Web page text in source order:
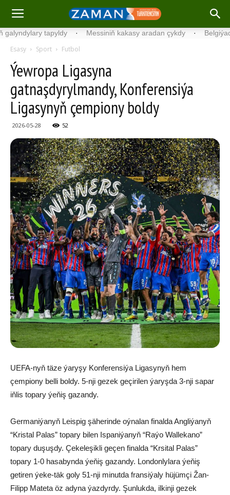
tapyldy · Messiniň kakasy aradan çykdy · Belgiýada
Esasy Sport Futbol
Ýewropa Ligasyna
gatnaşdyrylmandy, Konferensiýa
Ligasynyň çempiony boldy
2026-05-28 52
UEFA-nyň täze ýaryşy Konferensiýa Ligasynyň hem
çempiony belli boldy. 5-nji gezek geçirilen ýaryşda 3-nji sapar
iňlis topary ýeňiş gazandy.
Germaniýanyň Leispig şäherinde oýnalan finalda Angliýanyň
“Kristal Palas” topary bilen Ispaniýanyň “Raýo Wallekano”
topary duşuşdy. Çekeleşikli geçen finalda “Krsital Palas”
topary 1-0 hasabynda ýeňiş gazandy. Londonlylara ýeňiş
getiren ýeke-täk goly 51-nji minutda fransiýaly hüjümçi Žan-
Filipp Mateta öz adyna ýazdyrdy. Şunlukda, ilkinji gezek